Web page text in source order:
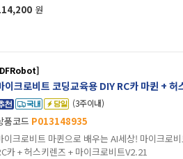
원
이크로비트 코딩교육용 DIY RC카 마퀸 +
(3주이내)
품코드 P013148935
이크로비트 마퀸으로 배우는 AI세상! 마이크로
카 + 허스키렌즈 + 마이크로비트V2.21